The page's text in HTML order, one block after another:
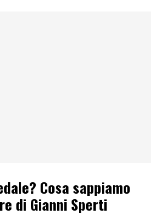
Cosa sappiamo
di Gianni Sperti